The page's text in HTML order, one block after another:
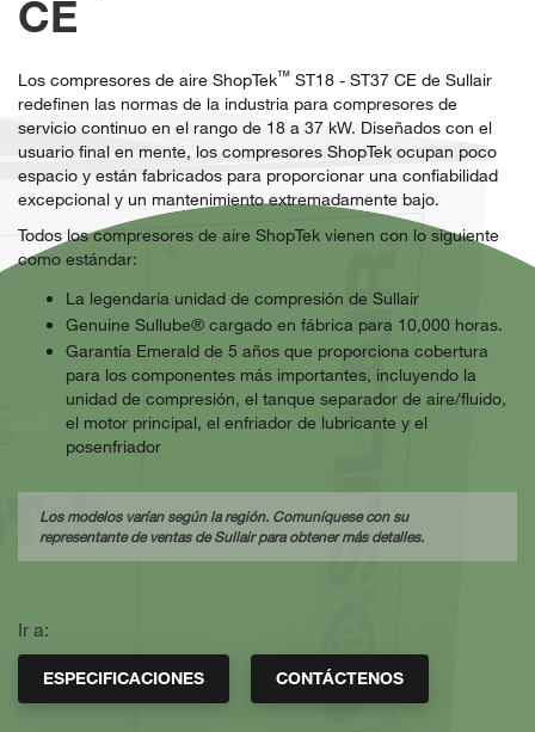
CE
Los compresores de aire ShopTek™ ST18 - ST37 CE de Sullair
redefinen las normas de la industria para compresores de
servicio continuo en el rango de 18 a 37 kW. Diseñados con el
usuario final en mente, los compresores ShopTek ocupan poco
espacio y están fabricados para proporcionar una confiabilidad
excepcional y un mantenimiento extremadamente bajo.
Todos los compresores de aire ShopTek vienen con lo siguiente
como estándar:
La legendaria unidad de compresión de Sullair
Genuine Sullube® cargado en fábrica para 10,000 horas.
Garantía Emerald de 5 años que proporciona cobertura
para los componentes más importantes, incluyendo la
unidad de compresión, el tanque separador de aire/fluido,
el motor principal, el enfriador de lubricante y el
posenfriador
Los modelos varían según la región. Comuníquese con su
representante de ventas de Sullair para obtener más detalles.
Ir a:
ESPECIFICACIONES CONTÁCTENOS